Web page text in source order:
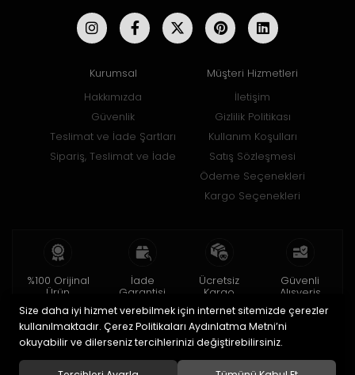
Kurumsal
Hakkımızda
Güvenlik
Teslimat ve İade Şartları
Sipariş, Teslimat ve İade
Müşteri Hizmetleri
İletişim
Gizlilik Politikası
Kullanım Koşulları
Satış Sözleşmesi
Ödeme Seçenekleri
Kargo Seçenekleri
%100 Orijinal
Ürün
2 yıl garanti
İade
Garantisi
15 gün içinde
iade
Ücretsiz
Kargo
150 TL ve üzeri
Güvenli
Alışveriş
256bit SSL ile
Size daha iyi hizmet verebilmek için internet sitemizde çerezler
kullanılmaktadır. Çerez Politikaları Aydınlatma Metni’ni
okuyabilir ve dilerseniz tercihlerinizi değiştirebilirsiniz.